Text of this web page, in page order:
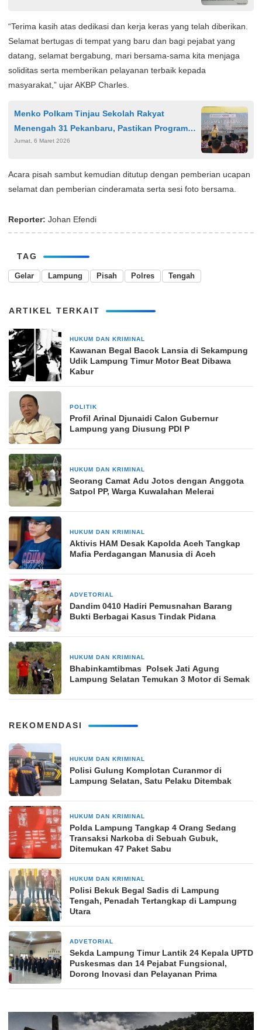
“Terima kasih atas dedikasi dan kerja keras yang telah diberikan.
Selamat bertugas di tempat yang baru dan bagi pejabat yang
datang, selamat bergabung, mari bersama-sama kita menjaga
soliditas serta memberikan pelayanan terbaik kepada
masyarakat,” ujar AKBP Charles.
Menko Polkam Tinjau Sekolah Rakyat
Menengah 31 Pekanbaru, Pastikan Program
Pendidikan berjalan efektif
Jumat, 6 Maret 2026
Acara pisah sambut kemudian ditutup dengan pemberian ucapan
selamat dan pemberian cinderamata serta sesi foto bersama.
Reporter: Johan Efendi
TAG
Gelar Lampung Pisah Polres Tengah
ARTIKEL TERKAIT
HUKUM DAN KRIMINAL
Kawanan Begal Bacok Lansia di Sekampung
Udik Lampung Timur Motor Beat Dibawa
Kabur
POLITIK
Profil Arinal Djunaidi Calon Gubernur
Lampung yang Diusung PDI P
HUKUM DAN KRIMINAL
Seorang Camat Adu Jotos dengan Anggota
Satpol PP, Warga Kuwalahan Melerai
HUKUM DAN KRIMINAL
Aktivis HAM Desak Kapolda Aceh Tangkap
Mafia Perdagangan Manusia di Aceh
ADVETORIAL
Dandim 0410 Hadiri Pemusnahan Barang
Bukti Berbagai Kasus Tindak Pidana
HUKUM DAN KRIMINAL
Bhabinkamtibmas Polsek Jati Agung
Lampung Selatan Temukan 3 Motor di Semak
REKOMENDASI
HUKUM DAN KRIMINAL
Polisi Gulung Komplotan Curanmor di
Lampung Selatan, Satu Pelaku Ditembak
HUKUM DAN KRIMINAL
Polda Lampung Tangkap 4 Orang Sedang
Transaksi Narkoba di Sebuah Gubuk,
Ditemukan 47 Paket Sabu
HUKUM DAN KRIMINAL
Polisi Bekuk Begal Sadis di Lampung
Tengah, Penadah Tertangkap di Lampung
Utara
ADVETORIAL
‎Sekda Lampung Timur Lantik 24 Kepala UPTD
Puskesmas dan 14 Pejabat Fungsional,
Dorong Inovasi dan Pelayanan Prima